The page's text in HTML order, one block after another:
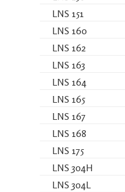
LNS 151
LNS 160
LNS 162
LNS 163
LNS 164
LNS 165
LNS 167
LNS 168
LNS 175
LNS 304H
LNS 304L